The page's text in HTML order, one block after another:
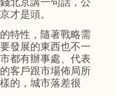
才是頭。
特性，隨著戰略需
發展的東西也不一
都有辦事處、代表
客戶跟市場佈局所
的，城市落差很